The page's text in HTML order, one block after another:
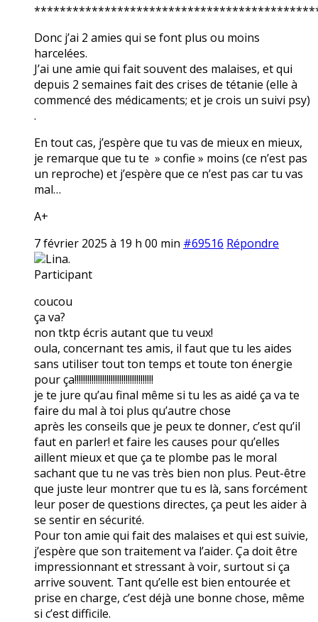
Donc j’ai 2 amies qui se font plus ou moins
harcelées.
J’ai une amie qui fait souvent des malaises, et qui
depuis 2 semaines fait des crises de tétanie (elle à
commencé des médicaments; et je crois un suivi psy)
.
En tout cas, j’espère que tu vas de mieux en mieux,
je remarque que tu te » confie » moins (ce n’est pas
un reproche) et j’espère que ce n’est pas car tu vas
mal…
A+
7 février 2025 à 19 h 00 min #69516 Répondre
Lina.
Participant
coucou
ça va?
non tktp écris autant que tu veux!
oula, concernant tes amis, il faut que tu les aides
sans utiliser tout ton temps et toute ton énergie
pour ça!!!!!!!!!!!!!!!!!!!!!!!!!!!!!!!!!!!!!
je te jure qu’au final même si tu les as aidé ça va te
faire du mal à toi plus qu’autre chose
après les conseils que je peux te donner, c’est qu’il
faut en parler! et faire les causes pour qu’elles
aillent mieux et que ça te plombe pas le moral
sachant que tu ne vas très bien non plus. Peut-être
que juste leur montrer que tu es là, sans forcément
leur poser de questions directes, ça peut les aider à
se sentir en sécurité.
Pour ton amie qui fait des malaises et qui est suivie,
j’espère que son traitement va l’aider. Ça doit être
impressionnant et stressant à voir, surtout si ça
arrive souvent. Tant qu’elle est bien entourée et
prise en charge, c’est déjà une bonne chose, même
si c’est difficile.